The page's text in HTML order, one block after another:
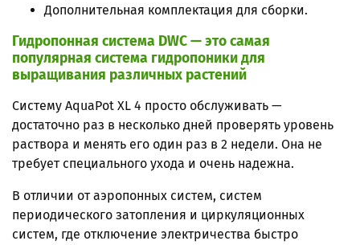
Дополнительная комплектация для сборки.
Гидропонная система DWC — это самая
популярная система гидропоники для
выращивания различных растений
Систему AquaPot XL 4 просто обслуживать —
достаточно раз в несколько дней проверять уровень
раствора и менять его один раз в 2 недели. Она не
требует специального ухода и очень надежна.
В отличии от аэропонных систем, систем
периодического затопления и циркуляционных
систем, где отключение электричества быстро